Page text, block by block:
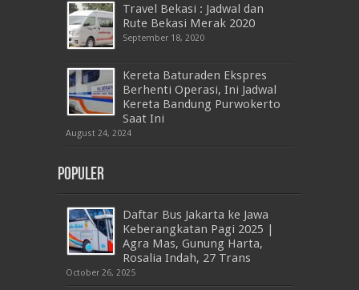
Travel Bekasi : Jadwal dan
Rute Bekasi Merak 2020
September 18, 2020
Kereta Baturaden Ekspres
Berhenti Operasi, Ini Jadwal
Kereta Bandung Purwokerto
Saat Ini
August 24, 2024
Populer
Daftar Bus Jakarta ke Jawa
Keberangkatan Pagi 2025 |
Agra Mas, Gunung Harta,
Rosalia Indah, 27 Trans
October 26, 2025